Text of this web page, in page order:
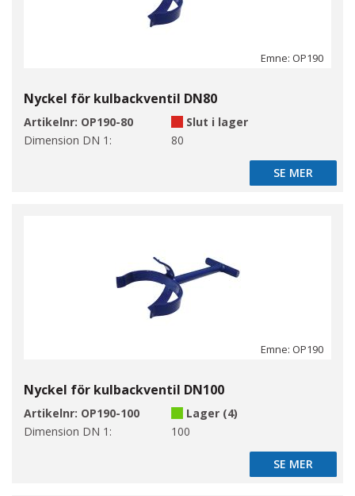
Emne: OP190
Nyckel för kulbackventil DN80
Artikelnr: OP190-80
Slut i lager
Dimension DN 1:
80
SE MER
SE MER
Emne: OP190
Nyckel för kulbackventil DN100
Artikelnr: OP190-100
Lager (4)
Dimension DN 1:
100
SE MER
SE MER